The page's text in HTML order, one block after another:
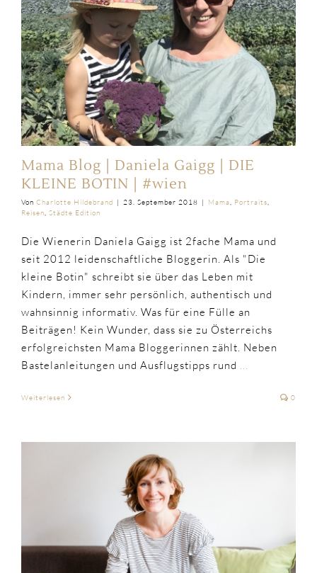
Mama Blog | Daniela Gaigg | DIE
KLEINE BOTIN | #wien
Von Charlotte Hildebrand | 23. September 2018 | Mama, Portraits,
Reisen, Städte Edition
Die Wienerin Daniela Gaigg ist 2fache Mama und
seit 2012 leidenschaftliche Bloggerin. Als "Die
kleine Botin" schreibt sie über das Leben mit
Kindern, immer sehr persönlich, authentisch und
wahnsinnig informativ. Was für eine Fülle an
Beiträgen! Kein Wunder, dass sie zu Österreichs
erfolgreichsten Mama Bloggerinnen zählt. Neben
Bastelanleitungen und Ausflugstipps rund ...
Weiterlesen 0